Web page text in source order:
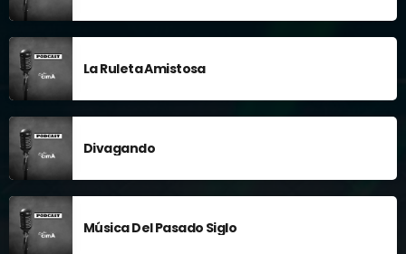
La Ruleta Amistosa
Divagando
Música Del Pasado Siglo